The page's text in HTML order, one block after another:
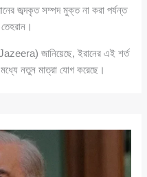
জব্দকৃত সম্পদ মুক্ত না করা পর্যন্ত
জানিয়েছে, ইরানের এই শর্ত
নতুন মাত্রা যোগ করেছে।